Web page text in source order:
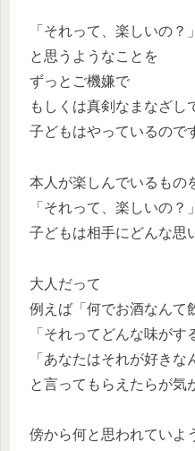
「それって、楽しいの？」
と思うようなことを
ずっとご機嫌で
もしくは真剣なまなざし
子どもはやっているので
本人が楽しんでいるもの
「それって、楽しいの？
子どもは相手にどんな思
大人だって
例えば「何でお酒なんて
「それってどんな味がす
「あなたはそれが好きな
と言ってもらえたらが気
傍から何と思われていよ